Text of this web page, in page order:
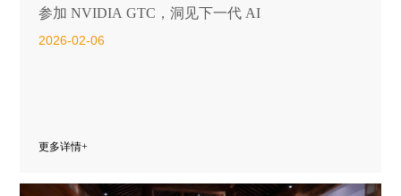
参加 NVIDIA GTC，洞见下一代 AI
2026-02-06
更多详情+